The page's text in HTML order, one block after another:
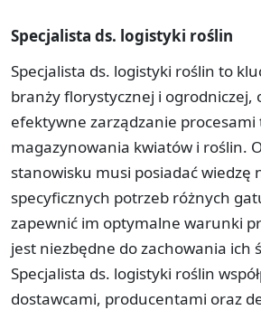
Specjalista ds. logistyki roślin
Specjalista ds. logistyki roślin to
branży florystycznej i ogrodniczej,
efektywne zarządzanie
magazynowania kwiatów i roślin.
stanowisku musi posiadać wiedzę
specyficznych potrzeb różnych
zapewnić im optymalne warunki
jest niezbędne do zachowania ich
Specjalista ds. logistyki roślin
dostawcami, producentami oraz